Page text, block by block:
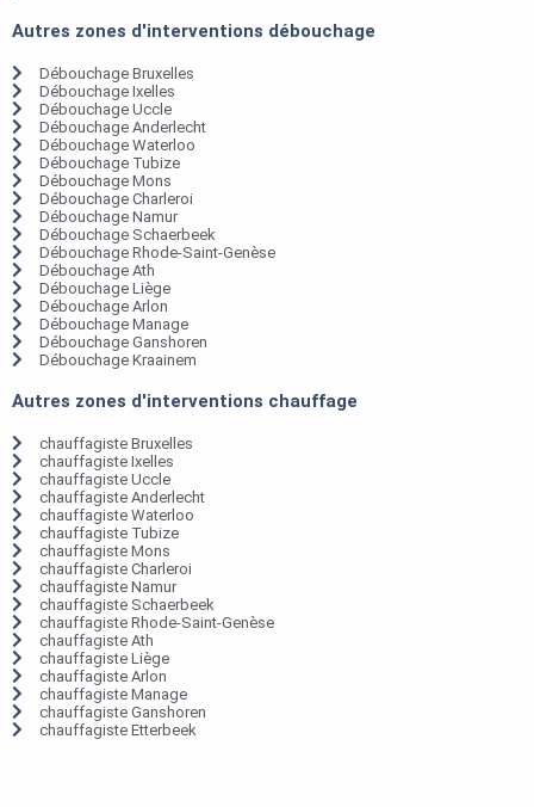
Autres zones d'interventions débouchage
Débouchage Bruxelles
Débouchage Ixelles
Débouchage Uccle
Débouchage Anderlecht
Débouchage Waterloo
Débouchage Tubize
Débouchage Mons
Débouchage Charleroi
Débouchage Namur
Débouchage Schaerbeek
Débouchage Rhode-Saint-Genèse
Débouchage Ath
Débouchage Liège
Débouchage Arlon
Débouchage Manage
Débouchage Ganshoren
Débouchage Kraainem
Autres zones d'interventions chauffage
chauffagiste Bruxelles
chauffagiste Ixelles
chauffagiste Uccle
chauffagiste Anderlecht
chauffagiste Waterloo
chauffagiste Tubize
chauffagiste Mons
chauffagiste Charleroi
chauffagiste Namur
chauffagiste Schaerbeek
chauffagiste Rhode-Saint-Genèse
chauffagiste Ath
chauffagiste Liège
chauffagiste Arlon
chauffagiste Manage
chauffagiste Ganshoren
chauffagiste Etterbeek